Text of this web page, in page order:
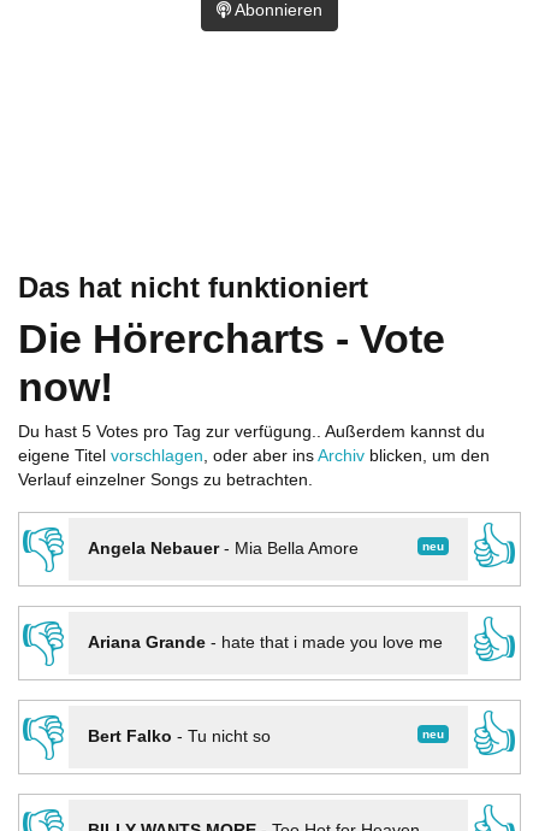
Das hat nicht funktioniert
Die Hörercharts - Vote
now!
Du hast 5 Votes pro Tag zur verfügung.. Außerdem kannst du
eigene Titel vorschlagen, oder aber ins Archiv blicken, um den
Verlauf einzelner Songs zu betrachten.
👎 neu
Angela Nebauer- Mia Bella Amore
👍
👎
Ariana Grande- hate that i made you love me
👍
👎
neu
Bert Falko - Tu nicht so
👍
Abonnieren